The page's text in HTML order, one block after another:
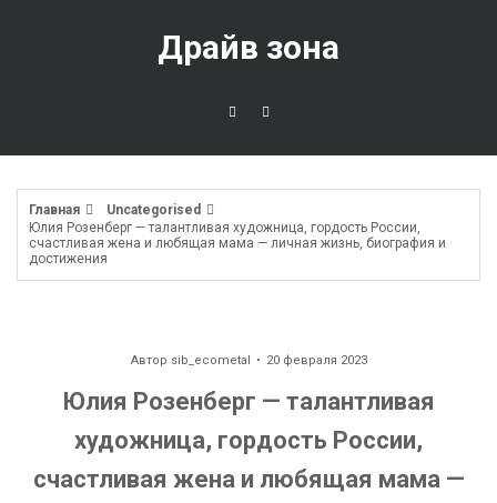
Драйв зона
Главная
Uncategorised
Юлия Розенберг — талантливая художница, гордость России,
счастливая жена и любящая мама — личная жизнь, биография и
достижения
Автор sib_ecometal 20 февраля 2023
Юлия Розенберг — талантливая
художница, гордость России,
счастливая жена и любящая мама —